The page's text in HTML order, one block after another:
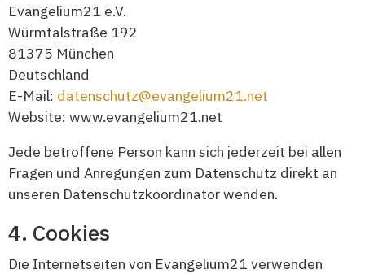
Evangelium21 e.V.
Würmtalstraße 192
81375 München
Deutschland
E-Mail: datenschutz@evangelium21.net
Website: www.evangelium21.net
Jede betroffene Person kann sich jederzeit bei allen
Fragen und Anregungen zum Datenschutz direkt an
unseren Datenschutzkoordinator wenden.
Cookies
Die Internetseiten von Evangelium21 verwenden